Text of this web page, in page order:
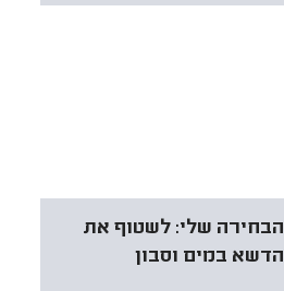
הבחירה שלי: לשטוף את
הדשא במים וסבון